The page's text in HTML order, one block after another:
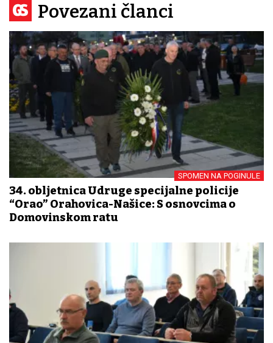
Povezani članci
SPOMEN NA POGINULE
34. obljetnica Udruge specijalne policije
“Orao” Orahovica-Našice: S osnovcima o
Domovinskom ratu